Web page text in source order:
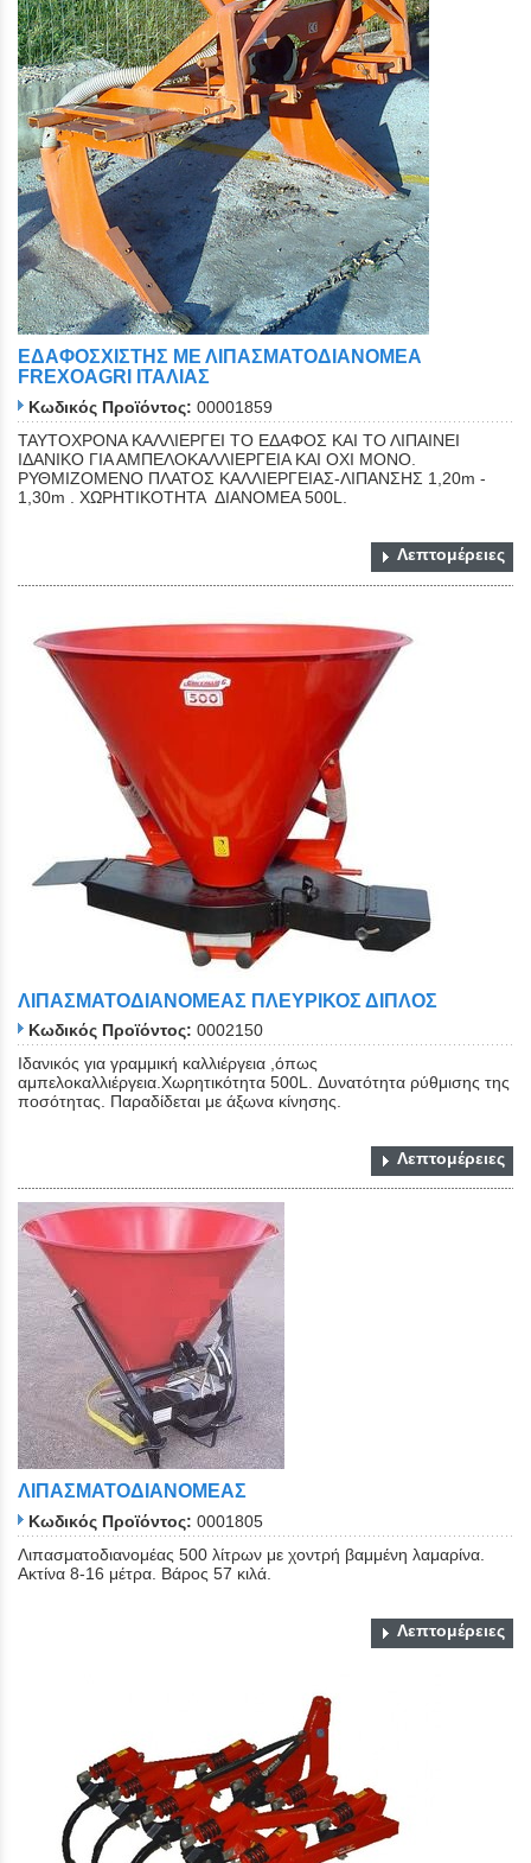
Close
ΕΔΑΦΟΣΧΙΣΤΗΣ ΜΕ ΛΙΠΑΣΜΑΤΟΔΙΑΝΟΜΕΑ
FREXOAGRI ΙΤΑΛΙΑΣ
Κωδικός Προϊόντος: 00001859
ΤΑΥΤΟΧΡΟΝΑ ΚΑΛΛΙΕΡΓΕΙ ΤΟ ΕΔΑΦΟΣ ΚΑΙ ΤΟ ΛΙΠΑΙΝΕΙ
ΙΔΑΝΙΚΟ ΓΙΑ ΑΜΠΕΛΟΚΑΛΛΙΕΡΓΕΙΑ ΚΑΙ ΟΧΙ ΜΟΝΟ.
ΡΥΘΜΙΖΟΜΕΝΟ ΠΛΑΤΟΣ ΚΑΛΛΙΕΡΓΕΙΑΣ-ΛΙΠΑΝΣΗΣ 1,20m -
1,30m . ΧΩΡΗΤΙΚΟΤΗΤΑ ΔΙΑΝΟΜΕΑ 500L.
Λεπτομέρειες
ΛΙΠΑΣΜΑΤΟΔΙΑΝΟΜΕΑΣ ΠΛΕΥΡΙΚΟΣ ΔΙΠΛΟΣ
Κωδικός Προϊόντος: 0002150
Ιδανικός για γραμμική καλλιέργεια ,όπως
αμπελοκαλλιέργεια.Χωρητικότητα 500L. Δυνατότητα ρύθμισης της
ποσότητας. Παραδίδεται με άξωνα κίνησης.
Λεπτομέρειες
ΛΙΠΑΣΜΑΤΟΔΙΑΝΟΜΕΑΣ
Κωδικός Προϊόντος: 0001805
Λιπασματοδιανομέας 500 λίτρων με χοντρή βαμμένη λαμαρίνα.
Ακτίνα 8-16 μέτρα. Βάρος 57 κιλά.
Λεπτομέρειες